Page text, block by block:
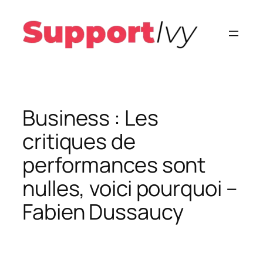
contenu
Business : Les
critiques de
performances sont
nulles, voici pourquoi –
Fabien Dussaucy